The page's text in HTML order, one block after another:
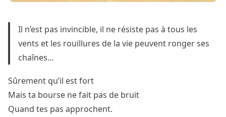
Il n’est pas invincible, il ne résiste pas à tous les
vents et les rouillures de la vie peuvent ronger ses
chaînes…
Sûrement qu’il est fort
Mais ta bourse ne fait pas de bruit
Quand tes pas approchent.